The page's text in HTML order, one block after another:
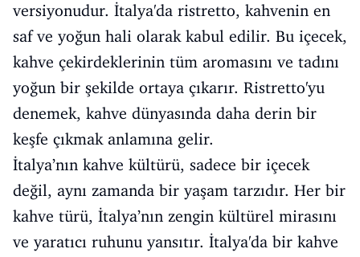
versiyonudur. İtalya'da ristretto, kahvenin en
saf ve yoğun hali olarak kabul edilir. Bu içecek,
kahve çekirdeklerinin tüm aromasını ve tadını
yoğun bir şekilde ortaya çıkarır. Ristretto'yu
denemek, kahve dünyasında daha derin bir
keşfe çıkmak anlamına gelir.
İtalya’nın kahve kültürü, sadece bir içecek
değil, aynı zamanda bir yaşam tarzıdır. Her bir
kahve türü, İtalya’nın zengin kültürel mirasını
ve yaratıcı ruhunu yansıtır. İtalya'da bir kahve